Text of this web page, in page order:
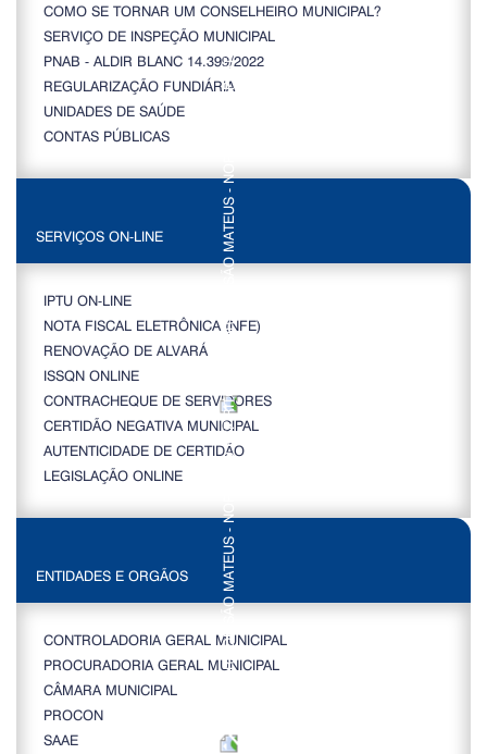
COMO SE TORNAR UM CONSELHEIRO MUNICIPAL?
SERVIÇO DE INSPEÇÃO MUNICIPAL
PNAB - ALDIR BLANC 14.399/2022
REGULARIZAÇÃO FUNDIÁRIA
UNIDADES DE SAÚDE
CONTAS PÚBLICAS
SERVIÇOS ON-LINE
IPTU ON-LINE
NOTA FISCAL ELETRÔNICA (NFE)
RENOVAÇÃO DE ALVARÁ
ISSQN ONLINE
CONTRACHEQUE DE SERVIDORES
CERTIDÃO NEGATIVA MUNICIPAL
AUTENTICIDADE DE CERTIDÃO
LEGISLAÇÃO ONLINE
ENTIDADES E ORGÃOS
CONTROLADORIA GERAL MUNICIPAL
PROCURADORIA GERAL MUNICIPAL
CÂMARA MUNICIPAL
PROCON
SAAE